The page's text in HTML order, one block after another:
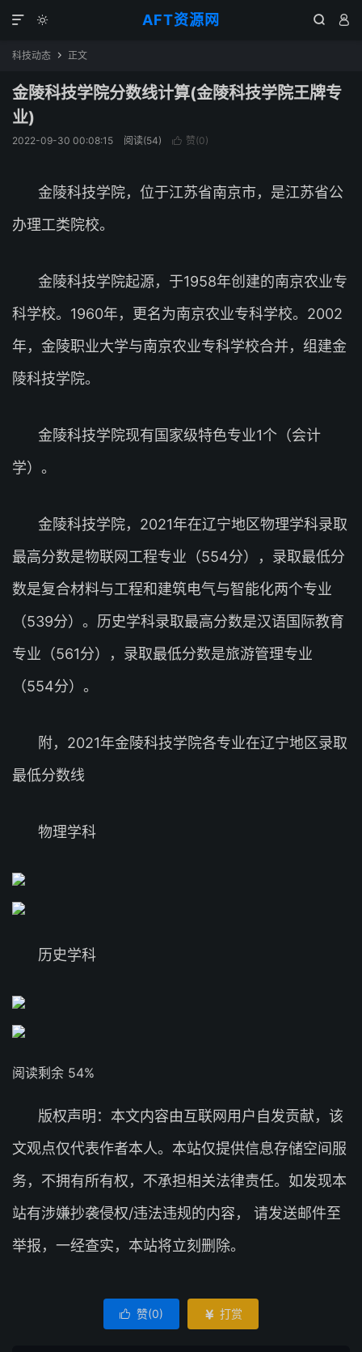
AFT资源网
  

科技动态  正文
金陵科技学院分数线计算(金陵科技学院王牌专
业)
2022-09-30 00:08:15 阅读(54)  赞(0)
金陵科技学院，位于江苏省南京市，是江苏省公
办理工类院校。
金陵科技学院起源，于1958年创建的南京农业专
科学校。1960年，更名为南京农业专科学校。2002
年，金陵职业大学与南京农业专科学校合并，组建金
陵科技学院。
金陵科技学院现有国家级特色专业1个（会计
学）。
金陵科技学院，2021年在辽宁地区物理学科录取
最高分数是物联网工程专业（554分），录取最低分
数是复合材料与工程和建筑电气与智能化两个专业
（539分）。历史学科录取最高分数是汉语国际教育
专业（561分），录取最低分数是旅游管理专业
（554分）。
附，2021年金陵科技学院各专业在辽宁地区录取
最低分数线
物理学科
历史学科
阅读剩余 54%
版权声明：本文内容由互联网用户自发贡献，该
文观点仅代表作者本人。本站仅提供信息存储空间服
务，不拥有所有权，不承担相关法律责任。如发现本
站有涉嫌抄袭侵权/违法违规的内容， 请发送邮件至
举报，一经查实，本站将立刻删除。
 赞(0)  打赏